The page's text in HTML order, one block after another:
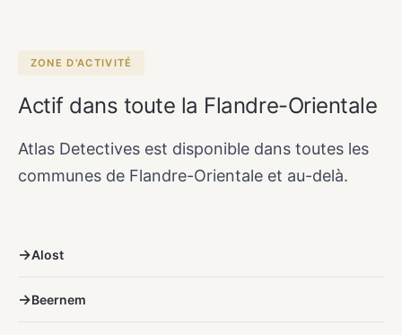
ZONE D'ACTIVITÉ
Actif dans toute la Flandre-Orientale
Atlas Detectives est disponible dans toutes les
communes de Flandre-Orientale et au-delà.
Alost
Beernem